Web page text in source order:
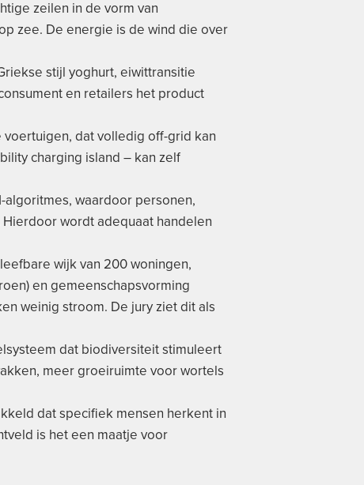
zeilen in de vorm van
zee. De energie is de wind die over
stijl yoghurt, eiwittransitie
en retailers het product
dat volledig off-grid kan
charging island – kan zelf
algoritmes, waardoor personen,
wordt adequaat handelen
wijk van 200 woningen,
en gemeenschapsvorming
weinig stroom. De jury ziet dit als
dat biodiversiteit stimuleert
meer groeiruimte voor wortels
dat specifiek mensen herkent in
is het een maatje voor